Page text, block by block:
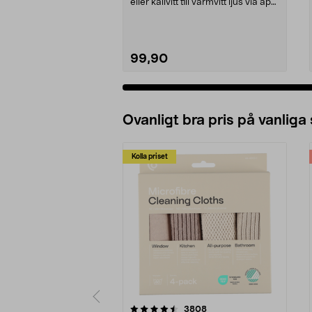
eller kallvitt till varmvitt ljus via app.
99,90
Ovanligt bra pris på vanliga
Kolla priset
3808recensioner
4.0av 5 stjärnor